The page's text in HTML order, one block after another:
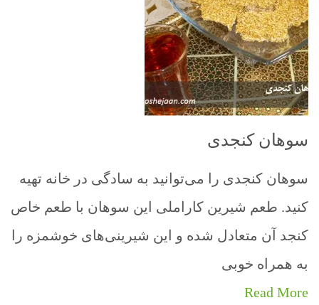
سوهان کنجدی
سوهان کنجدی را می‌توانید به سادگی در خانه تهیه
کنید. طعم شیرین کاراملی این سوهان با طعم خاص
کنجد آن متعادل شده و این شیرینی‌های خوشمزه را
به همراه خوبی
Read More